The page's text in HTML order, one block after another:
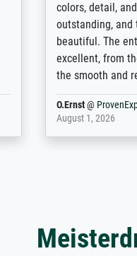
client. The
repertoire of
will provide
regards to prints
repertoire. Highly
Anonym@
April 22, 2026